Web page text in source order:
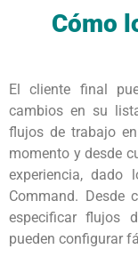
Cómo
El cliente final
cambios en su
flujos de trabajo
momento y desde
experiencia,
Command. Desde
especificar flujos
pueden configurar